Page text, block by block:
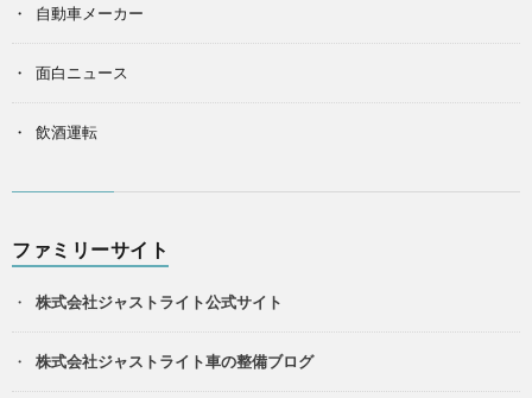
自動車メーカー
面白ニュース
飲酒運転
ファミリーサイト
株式会社ジャストライト公式サイト
株式会社ジャストライト車の整備ブログ